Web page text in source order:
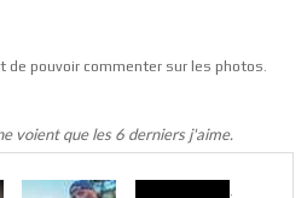
de pouvoir commenter sur les photos.
voient que les 6 derniers j'aime.
.